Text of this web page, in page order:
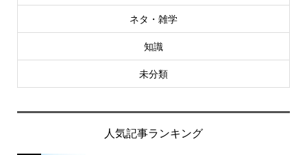
ネタ・雑学
知識
未分類
人気記事ランキング